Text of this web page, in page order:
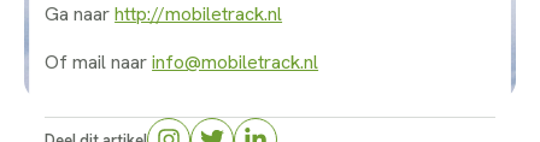
Ga naarhttp://mobiletrack.nl
Of mail naarinfo@mobiletrack.nl